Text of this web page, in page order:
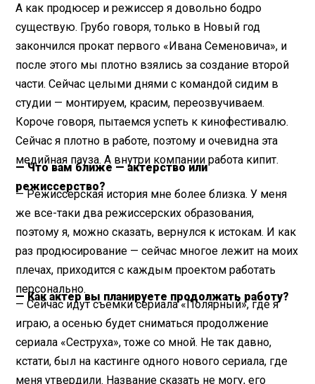
А как продюсер и режиссер я довольно бодро
существую. Грубо говоря, только в Новый год
закончился прокат первого «Ивана Семеновича», и
после этого мы плотно взялись за создание второй
части. Сейчас целыми днями с командой сидим в
студии — монтируем, красим, переозвучиваем.
Короче говоря, пытаемся успеть к кинофестивалю.
Сейчас я плотно в работе, поэтому и очевидна эта
медийная пауза. А внутри компании работа кипит.
— Что вам ближе — актерство или
режиссерство?
— Режиссерская история мне более близка. У меня
же все-таки два режиссерских образования,
поэтому я, можно сказать, вернулся к истокам. И как
раз продюсирование — сейчас многое лежит на моих
плечах, приходится с каждым проектом работать
персонально.
— Как актер вы планируете продолжать работу?
— Сейчас идут съемки сериала «Полярный», где я
играю, а осенью будет сниматься продолжение
сериала «Сеструха», тоже со мной. Не так давно,
кстати, был на кастинге одного нового сериала, где
меня утвердили. Название сказать не могу, его